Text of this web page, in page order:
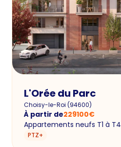
L'Orée du Parc
Choisy-le-Roi (94600)
À partir de229100€
Appartements neufs T1 à T4
PTZ+